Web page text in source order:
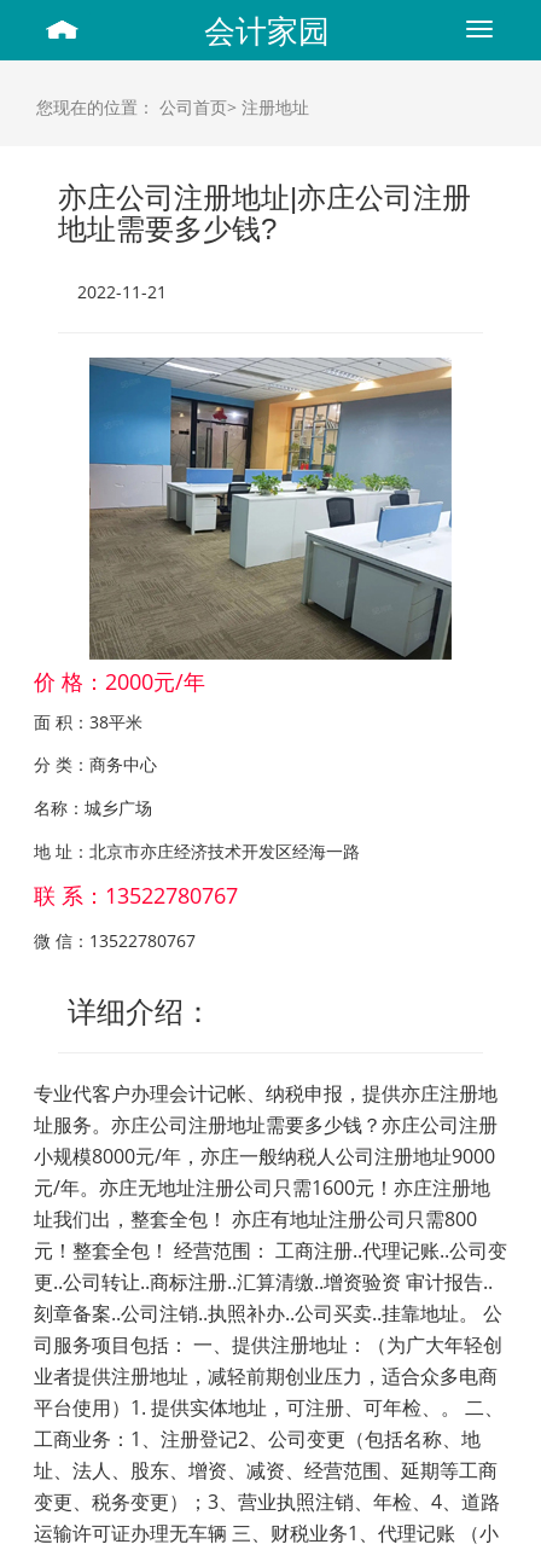
Toggle
会计家园
您现在的位置： 公司首页> 注册地址
亦庄公司注册地址|亦庄公司注册
地址需要多少钱?
2022-11-21
价 格：2000元/年
面 积：38平米
分 类：商务中心
名称：城乡广场
地 址：北京市亦庄经济技术开发区经海一路
联 系：13522780767
微 信：13522780767
详细介绍：
专业代客户办理会计记帐、纳税申报，提供亦庄注册地
址服务。亦庄公司注册地址需要多少钱？亦庄公司注册
小规模8000元/年，亦庄一般纳税人公司注册地址9000
元/年。亦庄无地址注册公司只需1600元！亦庄注册地
址我们出，整套全包！ 亦庄有地址注册公司只需800
元！整套全包！ 经营范围： 工商注册..代理记账..公司变
更..公司转让..商标注册..汇算清缴..增资验资 审计报告..
刻章备案..公司注销..执照补办..公司买卖..挂靠地址。 公
司服务项目包括： 一、提供注册地址：（为广大年轻创
业者提供注册地址，减轻前期创业压力，适合众多电商
平台使用）1. 提供实体地址，可注册、可年检、。 二、
工商业务：1、注册登记2、公司变更（包括名称、地
址、法人、股东、增资、减资、经营范围、延期等工商
变更、税务变更）；3、营业执照注销、年检、4、道路
运输许可证办理无车辆 三、财税业务1、代理记账 （小